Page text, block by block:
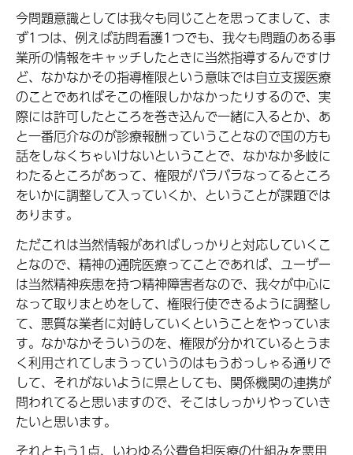
今問題意識としては我々も同じことを思ってまして、ま
ず1つは、例えば訪問看護1つでも、我々も問題のある事
業所の情報をキャッチしたときに当然指導するんですけ
ど、なかなかその指導権限という意味では自立支援医療
のことであればそこの権限しかなかったりするので、実
際には許可したところを巻き込んで一緒に入るとか、あ
と一番厄介なのが診療報酬っていうことなので国の方も
話をしなくちゃいけないということで、なかなか多岐に
わたるところがあって、権限がバラバラなってるところ
をいかに調整して入っていくか、ということが課題では
あります。
ただこれは当然情報があればしっかりと対応していくこ
となので、精神の通院医療ってことであれば、ユーザー
は当然精神疾患を持つ精神障害者なので、我々が中心に
なって取りまとめをして、権限行使できるように調整し
て、悪質な業者に対峙していくということをやっていま
す。なかなかそういうのを、権限が分かれているとうま
く利用されてしまうっていうのはもうおっしゃる通りで
して、それがないように県としても、関係機関の連携が
問われてると思いますので、そこはしっかりやっていき
たいと思います。
それともう1点、いわゆる公費負担医療の仕組みを悪用